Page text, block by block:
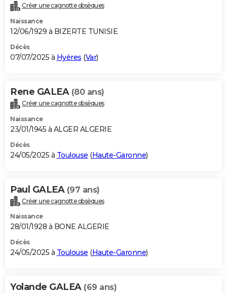
Créer une cagnotte obsèques
Naissance
12/06/1929 à BIZERTE TUNISIE
Décès
07/07/2025 à Hyères (Var)
Rene GALEA (80 ans)
Créer une cagnotte obsèques
Naissance
23/01/1945 à ALGER ALGERIE
Décès
24/05/2025 à Toulouse (Haute-Garonne)
Paul GALEA (97 ans)
Créer une cagnotte obsèques
Naissance
28/01/1928 à BONE ALGERIE
Décès
24/05/2025 à Toulouse (Haute-Garonne)
Yolande GALEA (69 ans)